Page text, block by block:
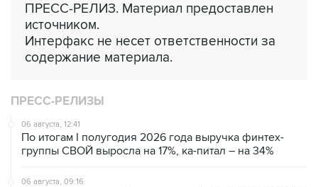
ПРЕСС-РЕЛИЗ. Материал предоставлен
источником.
Интерфакс не несет ответственности за
содержание материала.
ПРЕСС-РЕЛИЗЫ
06 августа, 12:41
По итогам I полугодия 2026 года выручка финтех-
группы СВОЙ выросла на 17%, ка-питал – на 34%
06 августа, 09:16